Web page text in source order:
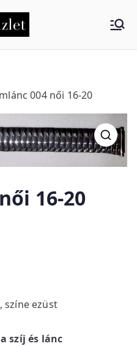
Tempus
küzlet
004 női 16-20
16-20
színe ezüst
szíj és lánc